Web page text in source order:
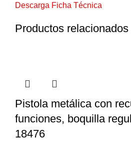
Descarga Ficha Técnica
Productos relacionados
Pistola metálica con
funciones, boquilla
18476